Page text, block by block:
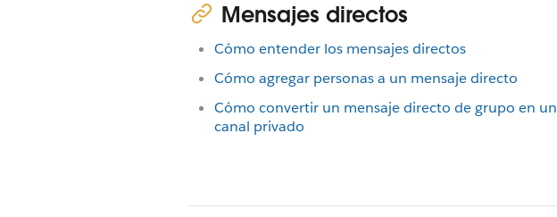
Mensajes directos
Cómo entender los mensajes directos
Cómo agregar personas a un mensaje directo
Cómo convertir un mensaje directo de grupo en un
canal privado